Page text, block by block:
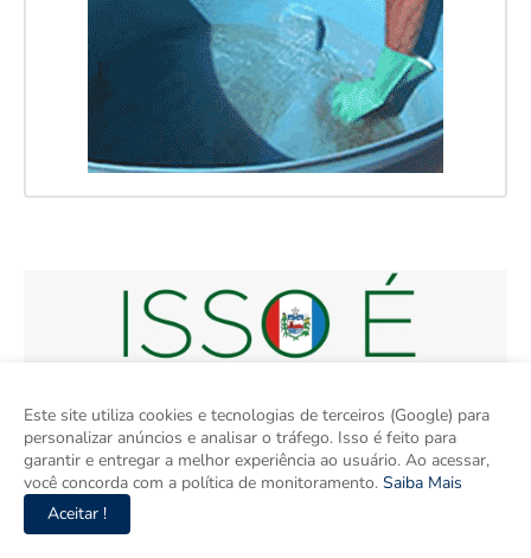
Este site utiliza cookies e tecnologias de terceiros (Google) para
personalizar anúncios e analisar o tráfego. Isso é feito para
garantir e entregar a melhor experiência ao usuário. Ao acessar,
você concorda com a política de monitoramento. Saiba Mais
Aceitar !